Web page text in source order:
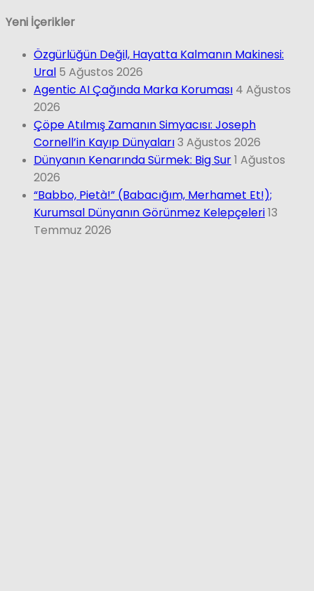
Yeni İçerikler
Özgürlüğün Değil, Hayatta Kalmanın Makinesi:
Ural 5 Ağustos 2026
Agentic AI Çağında Marka Koruması 4 Ağustos
2026
Çöpe Atılmış Zamanın Simyacısı: Joseph
Cornell’in Kayıp Dünyaları3 Ağustos 2026
Dünyanın Kenarında Sürmek: Big Sur1 Ağustos
2026
“Babbo, Pietà!” (Babacığım, Merhamet Et!);
Kurumsal Dünyanın Görünmez Kelepçeleri13
Temmuz 2026